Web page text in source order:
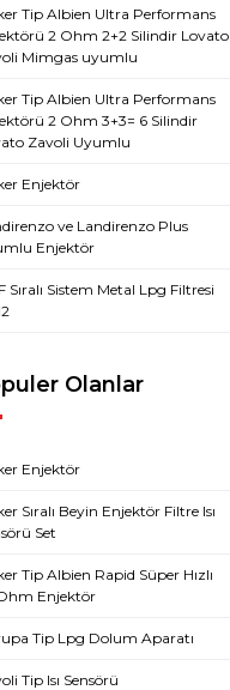
Tip Albien Ultra Performans
2 Ohm 2+2 Silindir Lovato
Mimgas uyumlu
Tip Albien Ultra Performans
2 Ohm 3+3= 6 Silindir
Zavoli Uyumlu
Enjektör
ve Landirenzo Plus
Enjektör
Sıralı Sistem Metal Lpg Filtresi
Olanlar
Enjektör
Sıralı Beyin Enjektör Filtre Isı
Set
Tip Albien Rapid Süper Hızlı
Enjektör
Tip Lpg Dolum Aparatı
Tip Isı Sensörü